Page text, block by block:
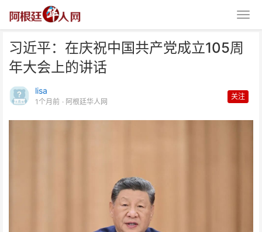
习近平：在庆祝中国共产党成立105周
年大会上的讲话
lisa
1个月前 · 阿根廷华人网
关注